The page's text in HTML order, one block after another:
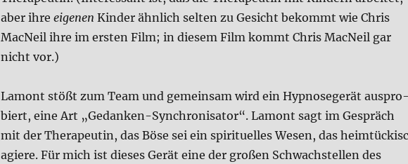
aber ihre eige­nen Kin­der ähn­lich sel­ten zu Gesicht bekommt wie Chris
MacNeil ihre im ersten Film; in die­sem Film kommt Chris MacNeil gar
nicht vor.)
Lamont stößt zum Team und gemein­sam wird ein Hyp­no­se­ge­rät aus­pro­
biert, eine Art „Gedan­ken-Syn­chro­ni­sa­tor“. Lamont sagt im Gespräch
mit der The­ra­peu­tin, das Böse sei ein spi­ri­tu­el­les Wesen, das
agie­re. Für mich ist die­ses Gerät eine der gro­ßen Schwach­stel­len des